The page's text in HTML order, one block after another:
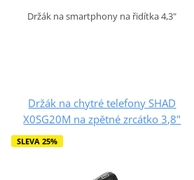
Držák na smartphony na řidítka 4,3"
Držák na chytré telefony SHAD
X0SG20M na zpětné zrcátko 3,8"
SLEVA 25%